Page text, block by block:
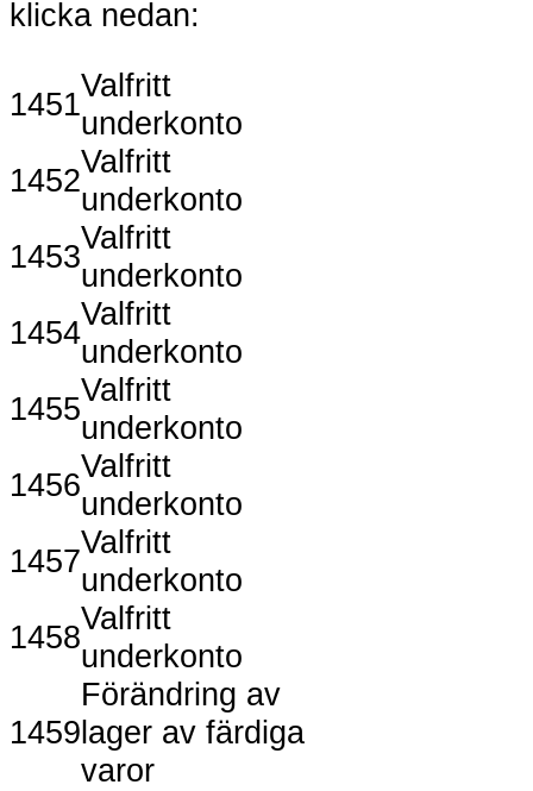
klicka nedan:
1451
Valfritt
underkonto
1452
Valfritt
underkonto
1453
Valfritt
underkonto
1454
Valfritt
underkonto
1455
Valfritt
underkonto
1456
Valfritt
underkonto
1457
Valfritt
underkonto
1458
Valfritt
underkonto
1459
Förändring av
lager av färdiga
varor